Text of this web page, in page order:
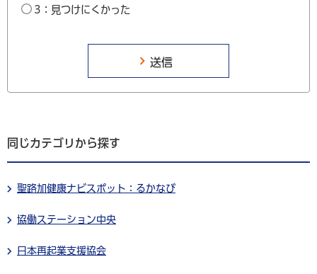
3：見つけにくかった
同じカテゴリから探す
聖路加健康ナビスポット：るかなび
協働ステーション中央
日本再起業支援協会